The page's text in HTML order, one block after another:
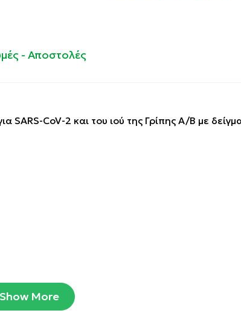
- Αποστολές
SARS-CoV-2 και του ιού της Γρίπης A/B με
Show More